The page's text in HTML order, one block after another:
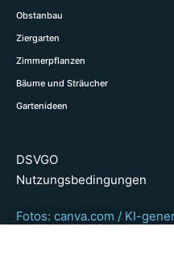
Obstanbau
Ziergarten
Zimmerpflanzen
Bäume und Sträucher
Gartenideen
DSVGO
Nutzungsbedingungen
Fotos: canva.com / KI-